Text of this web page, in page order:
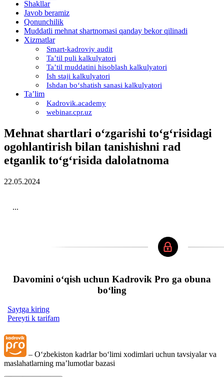
Shakllar
Javob beramiz
Qonunchilik
Muddatli mehnat shartnomasi qanday bekor qilinadi
Xizmatlar
Smart-kadroviy audit
Ta’til puli kalkulyatori
Ta’til muddatini hisoblash kalkulyatori
Ish staji kalkulyatori
Ishdan boʻshatish sanasi kalkulyatori
Ta’lim
Kadrovik.academy
webinar.cpr.uz
Mehnat shartlari oʻzgarishi toʻgʻrisidagi
ogohlantirish bilan tanishishni rad
etganlik toʻgʻrisida dalolatnoma
22.05.2024
...
Davomini oʻqish uchun Kadrovik Pro ga obuna
boʻling
Saytga kiring
Pereyti k tarifam
– Oʻzbekiston kadrlar boʻlimi хodimlari uchun tavsiyalar va
maslahatlarning ma’lumotlar bazasi